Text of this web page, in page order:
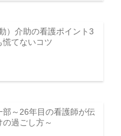
）介助の看護ポイント3
慌てないコツ
部～26年目の看護師が伝
の過ごし方～